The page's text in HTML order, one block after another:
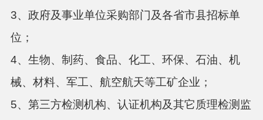
3、政府及事业单位采购部门及各省市县招标单
位；
4、生物、制药、食品、化工、环保、石油、机
械、材料、军工、航空航天等工矿企业；
5、第三方检测机构、认证机构及其它质理检测监